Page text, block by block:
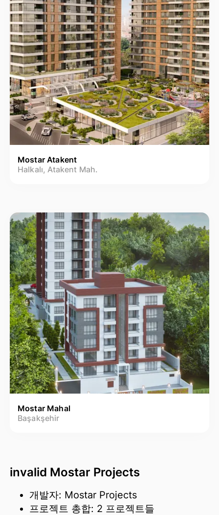
Mostar Atakent
Halkalı, Atakent Mah.
Mostar Mahal
Başakşehir
invalid Mostar Projects
개발자: Mostar Projects
프로젝트 총합: 2 프로젝트들